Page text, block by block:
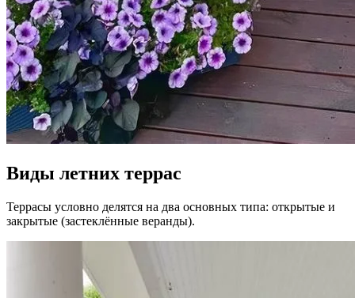
Виды летних террас
Террасы условно делятся на два основных типа: открытые и
закрытые (застеклённые веранды).